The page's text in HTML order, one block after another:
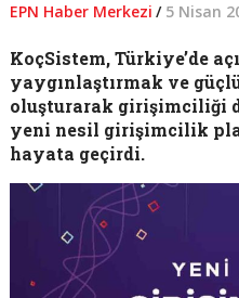
EPN Haber Merkezi / 5 Nisan
KoçSistem, Türkiye’de
yaygınlaştırmak ve
oluşturarak girişimciliği
yeni nesil girişimcilik
hayata geçirdi.